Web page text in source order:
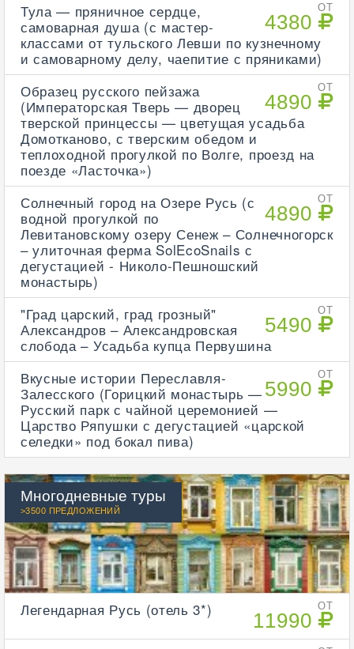
ОТ
4380
Тула — пряничное сердце,
самоварная душа (с мастер-
классами от тульского Левши по кузнечному
и самоварному делу, чаепитие с пряниками)
ОТ
4890
Образец русского пейзажа
(Императорская Тверь — дворец
тверской принцессы — цветущая усадьба
Домотканово, с тверским обедом и
теплоходной прогулкой по Волге, проезд на
поезде «Ласточка»)
ОТ
4890
Солнечный город на Озере Русь (с
водной прогулкой по
Левитановскому озеру Сенеж – Солнечногорск
– улиточная ферма SolEcoSnails с
дегустацией - Николо-Пешношский
монастырь)
ОТ
5490
"Град царский, град грозный"
Александров – Александровская
слобода – Усадьба купца Первушина
ОТ
5990
Вкусные истории Переславля-
Залесского (Горицкий монастырь —
Русский парк с чайной церемонией —
Царство Ряпушки с дегустацией «царской
селедки» под бокал пива)
Многодневные туры
>3500 ПРЕДЛОЖЕНИЙ
ОТ
11990
Легендарная Русь (отель 3*)